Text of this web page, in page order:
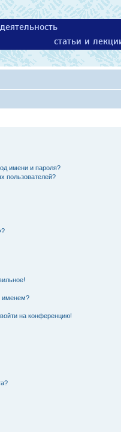
деятельность
статьи и
имени и пароля?
пользователей?
именем?
на конференцию!